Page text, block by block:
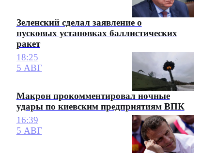
Зеленский сделал заявление о
пусковых установках баллистических
ракет
18:25
5 АВГ
Макрон прокомментировал ночные
удары по киевским предприятиям ВПК
16:39
5 АВГ